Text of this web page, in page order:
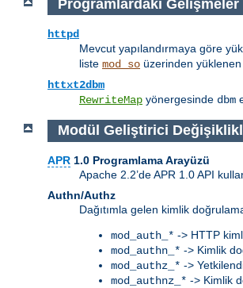
Programlardaki Gelişmeler
httpd
Mevcut yapılandırmaya göre
liste mod_so üzerinden yüklenen
httxt2dbm
RewriteMap yönergesinde dbm
Modül Geliştirici
APR 1.0 Programlama Arayüzü
Apache 2.2’de APR 1.0 API
Authn/Authz
Dağıtımla gelen kimlik
mod_auth_* -> HTTP
mod_authn_* -> Kimlik
mod_authz_* ->
mod_authnz_* -> Kimlik